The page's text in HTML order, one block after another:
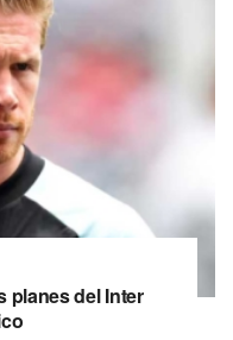
planes del Inter